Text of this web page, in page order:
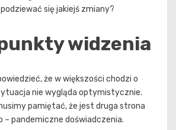
się jakiejś zmiany?
widzenia
że w większości chodzi o
nie wygląda optymistycznie.
pamiętać, że jest druga strona
pandemiczne doświadczenia.